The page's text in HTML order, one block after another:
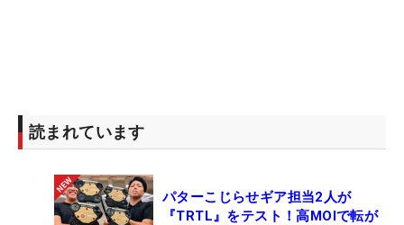
読まれています
パターこじらせギア担当2人が
『TRTL』をテスト！高MOIで転が